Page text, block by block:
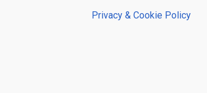
Privacy & Cookie Policy